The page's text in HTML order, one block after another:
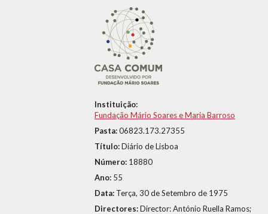
Instituição:
Fundação Mário Soares e Maria Barroso
Pasta:06823.173.27355
Título:Diário de Lisboa
Número: 18880
Ano: 55
Data: Terça, 30 de Setembro de 1975
Directores:Director: António Ruella Ramos;